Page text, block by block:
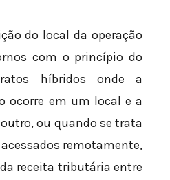
do local da operação
com o princípio do
híbridos onde a
ocorre em um local e a
ou quando se trata
remotamente,
receita tributária entre